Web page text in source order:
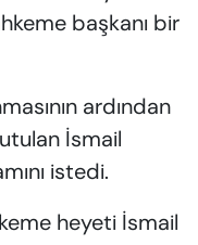
başkanı bir
ardından
İsmail
istedi.
heyeti İsmail